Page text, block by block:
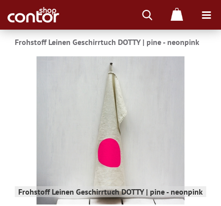
Frohstoff Leinen Geschirrtuch DOTTY | pine - neonpink
Frohstoff Leinen Geschirrtuch DOTTY | pine - neonpink